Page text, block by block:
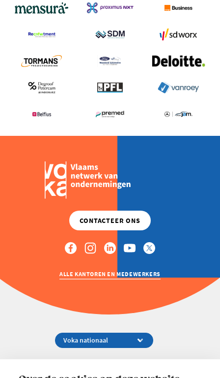
ALLE KANTOREN EN MEDEWERKERS